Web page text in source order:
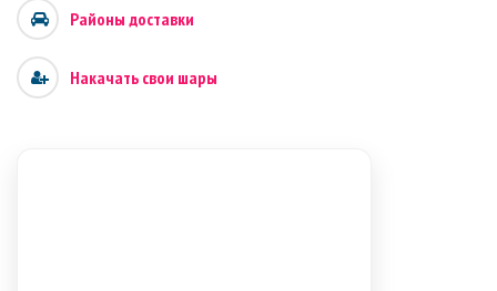
Районы доставки
Накачать свои шары